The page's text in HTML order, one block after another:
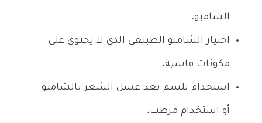
الشامبو.
اختيار الشامبو الطبيعي الذي لا يحتوي على
مكونات قاسية.
استخدام بلسم بعد غسل الشعر بالشامبو
أو استخدام مرطب.